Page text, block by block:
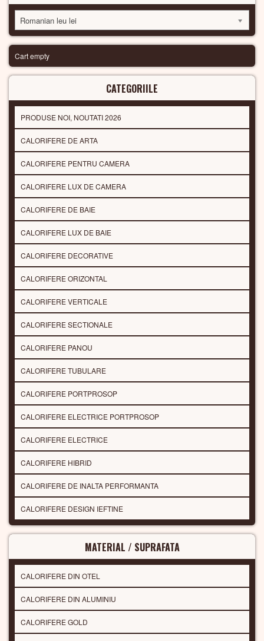
Romanian leu lei
Cart empty
CATEGORIILE
PRODUSE NOI, NOUTATI 2026
CALORIFERE DE ARTA
CALORIFERE PENTRU CAMERA
CALORIFERE LUX DE CAMERA
CALORIFERE DE BAIE
CALORIFERE LUX DE BAIE
CALORIFERE DECORATIVE
CALORIFERE ORIZONTAL
CALORIFERE VERTICALE
CALORIFERE SECTIONALE
CALORIFERE PANOU
CALORIFERE TUBULARE
CALORIFERE PORTPROSOP
CALORIFERE ELECTRICE PORTPROSOP
CALORIFERE ELECTRICE
CALORIFERE HIBRID
CALORIFERE DE INALTA PERFORMANTA
CALORIFERE DESIGN IEFTINE
MATERIAL / SUPRAFATA
CALORIFERE DIN OTEL
CALORIFERE DIN ALUMINIU
CALORIFERE GOLD